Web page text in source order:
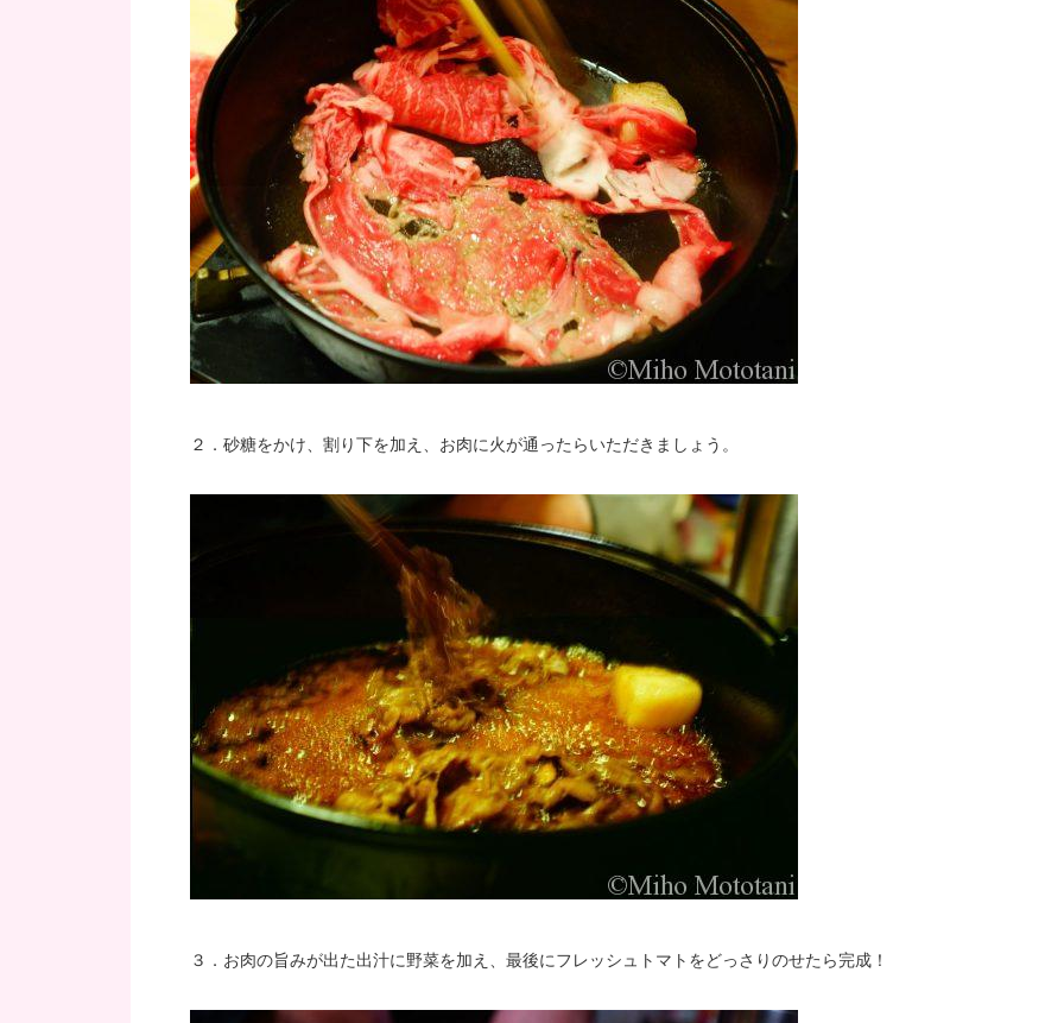
２．砂糖をかけ、割り下を加え、お肉に火が通ったらいただきましょう。
３．お肉の旨みが出た出汁に野菜を加え、最後にフレッシュトマトをどっさりのせたら完成！